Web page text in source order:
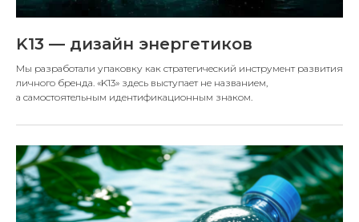
K13 — дизайн энергетиков
Мы разработали упаковку как стратегический инструмент развития
личного бренда. «K13» здесь выступает не названием,
а самостоятельным идентификационным знаком.